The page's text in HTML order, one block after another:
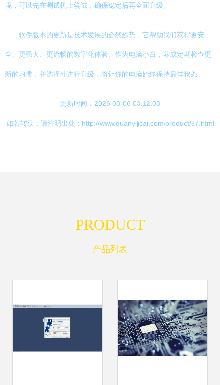
境，可以先在测试机上尝试，确保稳定后再全面升级。
软件版本的更新是技术发展的必然趋势，它帮助我们获得更安
全、更强大、更流畅的数字化体验。作为电脑小白，养成定期检查更
新的习惯，并选择性进行升级，将让你的电脑始终保持最佳状态。
更新时间：2026-08-06 03:12:03
如若转载，请注明出处：http://www.quanyijicai.com/product/57.html
PRODUCT
产品列表